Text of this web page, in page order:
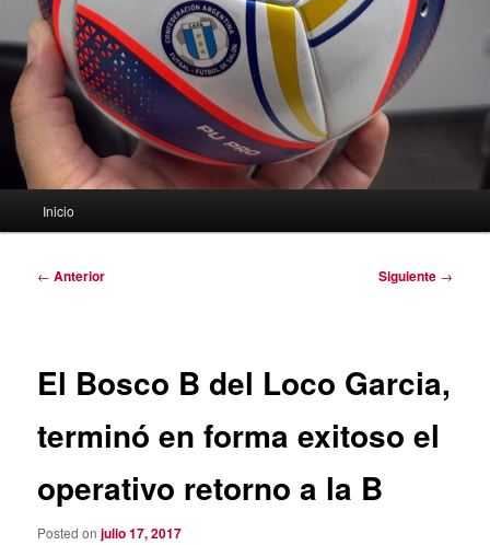
Inicio
Navegación
← Anterior Siguiente →
El Bosco B del Loco Garcia,
terminó en forma exitoso el
operativo retorno a la B
Posted onjulio 17, 2017